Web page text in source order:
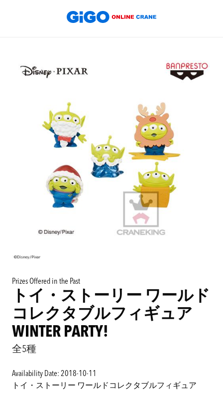
Prizes Offered in the Past
トイ・ストーリー ワールド
コレクタブルフィギュア
WINTER PARTY!
全5種
Availability Date: 2018-10-11
トイ・ストーリー ワールドコレクタブルフィギュア